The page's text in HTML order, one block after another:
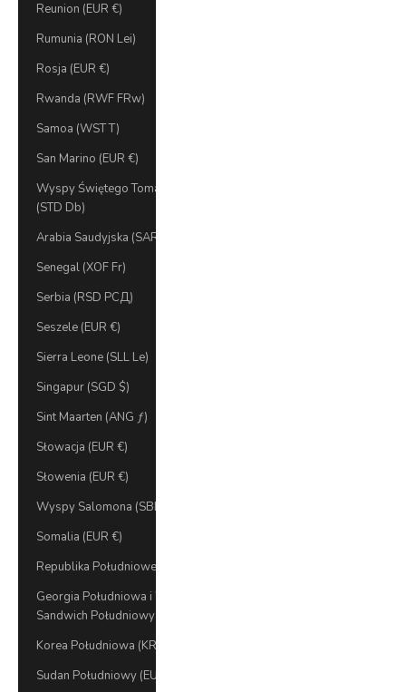
Reunion (EUR €)
Rumunia (RON Lei)
Rosja (EUR €)
Rwanda (RWF FRw)
Samoa (WST T)
San Marino (EUR €)
Wyspy Świętego Tomasza i Książęca
(STD Db)
Senegal (XOF Fr)
Serbia (RSD РСД)
Seszele (EUR €)
Sierra Leone (SLL Le)
Singapur (SGD $)
Sint Maarten (ANG ƒ)
Słowacja (EUR €)
Słowenia (EUR €)
Wyspy Salomona (SBD $)
Somalia (EUR €)
Republika Południowej Afryki (EUR €)
Georgia Południowa i Wyspy
Sandwich Południowy (GBP £)
Korea Południowa (KRW ₩)
Sudan Południowy (EUR €)